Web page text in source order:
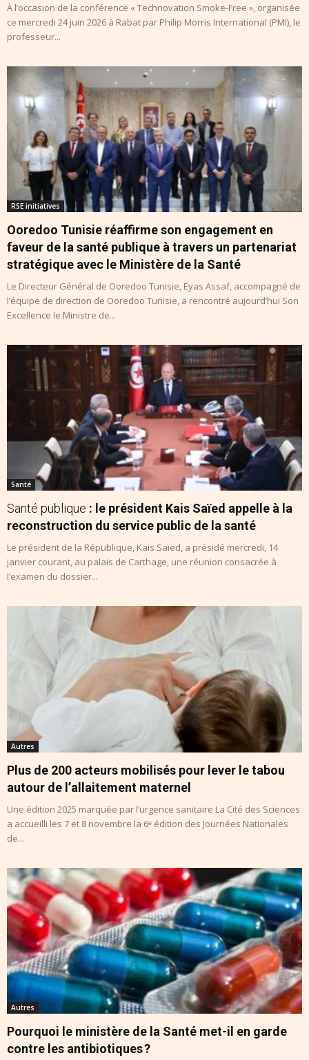
À l’occasion de la conférence « Technovation Smoke-Free », organisée
ce mercredi 24 juin 2026 à Rabat par Philip Morris International (PMI), le
professeur...
RSE initiatives
Ooredoo Tunisie réaffirme son engagement en
faveur de la santé publique à travers un partenariat
stratégique avec le Ministère de la Santé
Le Directeur Général de Ooredoo Tunisie, Eyas Assaf, accompagné de
l’équipe de direction de Ooredoo Tunisie, a rencontré aujourd’hui Son
Excellence le Ministre de...
Santé
Santé publique : le président Kais Saïed appelle à la
reconstruction du service public de la santé
Le président de la République, Kais Saïed, a présidé mercredi, 14
janvier courant, au palais de Carthage, une réunion consacrée à
l’examen du dossier...
Autres
Plus de 200 acteurs mobilisés pour lever le tabou
autour de l’allaitement maternel
Une édition 2025 marquée par l’urgence sanitaire La Cité des Sciences
a accueilli les 7 et 8 novembre la 6ᵉ édition des Journées Nationales
de...
Autres
Pourquoi le ministère de la Santé met-il en garde
contre les antibiotiques ?